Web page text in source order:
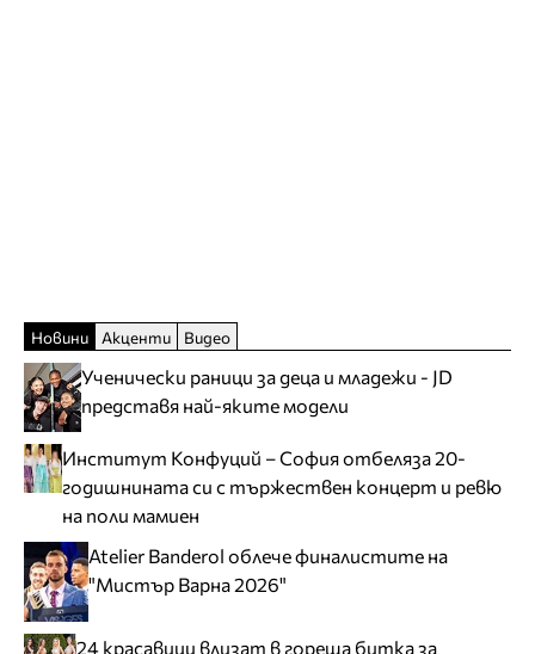
Новини Акценти Видео
Ученически раници за деца и младежи - JD
представя най-яките модели
Институт Конфуций – София отбеляза 20-
годишнината си с тържествен концерт и ревю
на поли мамиен
Atelier Banderol облече финалистите на
"Мистър Варна 2026"
24 красавици влизат в гореща битка за